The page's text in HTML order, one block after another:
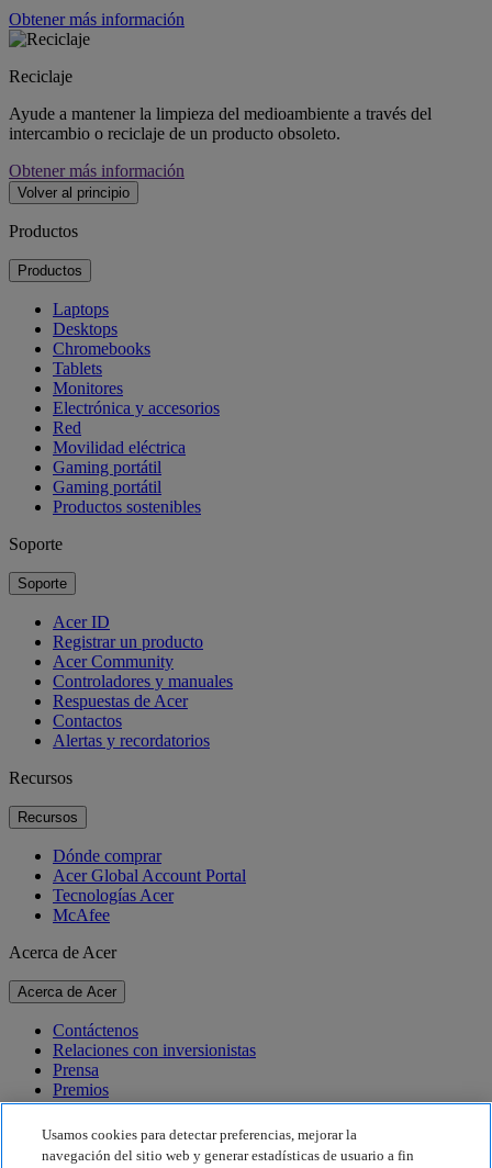
Obtener más información
Reciclaje
Ayude a mantener la limpieza del medioambiente a través del
intercambio o reciclaje de un producto obsoleto.
Obtener más información
Volver al principio
Productos
Productos
Laptops
Desktops
Chromebooks
Tablets
Monitores
Electrónica y accesorios
Red
Movilidad eléctrica
Gaming portátil
Gaming portátil
Productos sostenibles
Soporte
Soporte
Acer ID
Registrar un producto
Acer Community
Controladores y manuales
Respuestas de Acer
Contactos
Alertas y recordatorios
Recursos
Recursos
Dónde comprar
Acer Global Account Portal
Tecnologías Acer
McAfee
Acerca de Acer
Acerca de Acer
Contáctenos
Relaciones con inversionistas
Prensa
Premios
Eventos
Sostenibilidad
Usamos cookies para detectar preferencias, mejorar la
navegación del sitio web y generar estadísticas de usuario a fin